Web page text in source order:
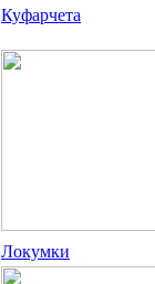
Куфарчета
Локумки